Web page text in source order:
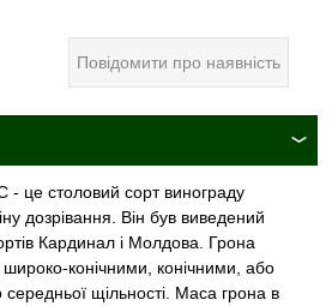
Повідомити про наявність
це столовий сорт винограду
дозрівання. Він був виведений
Кардинал і Молдова. Грона
конічними, конічними, або
щільності. Маса грона в